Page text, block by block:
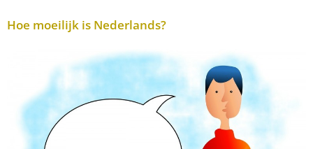
Hoe moeilijk is Nederlands?